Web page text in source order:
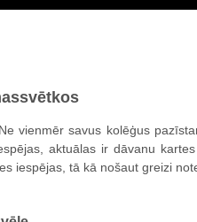
vienmēr savus kolēģus
aktuālas ir dāvanu
iespējas, tā kā nošaut greizi